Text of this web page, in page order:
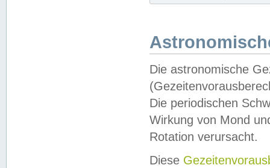
Die astronomische
Die periodischen
Wirkung von Mond
Rotation verursacht.
Diese